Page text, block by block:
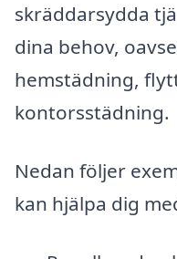
skräddarsydda
dina behov,
hemstädning,
kontorsstädning.
Nedan följer
kan hjälpa dig